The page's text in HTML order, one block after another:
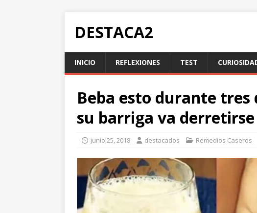
DESTACA2
INICIO REFLEXIONES TEST
Beba esto durante tres
su barriga va
junio 25, 2018 destacados Remedios Caseros